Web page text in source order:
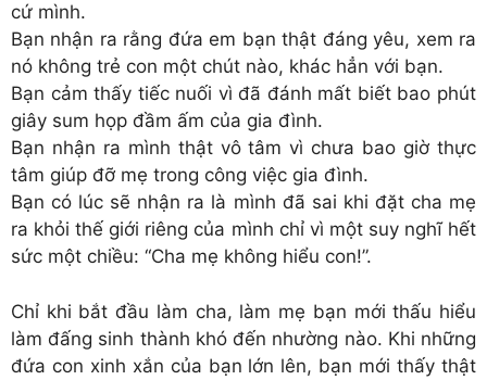
cứ mình.
Bạn nhận ra rằng đứa em bạn thật đáng yêu, xem ra
nó không trẻ con một chút nào, khác hẳn với bạn.
Bạn cảm thấy tiếc nuối vì đã đánh mất biết bao phút
giây sum họp đầm ấm của gia đình.
Bạn nhận ra mình thật vô tâm vì chưa bao giờ thực
tâm giúp đỡ mẹ trong công việc gia đình.
Bạn có lúc sẽ nhận ra là mình đã sai khi đặt cha mẹ
ra khỏi thế giới riêng của mình chỉ vì một suy nghĩ hết
sức một chiều: “Cha mẹ không hiểu con!”.
Chỉ khi bắt đầu làm cha, làm mẹ bạn mới thấu hiểu
làm đấng sinh thành khó đến nhường nào. Khi những
đứa con xinh xắn của bạn lớn lên, bạn mới thấy thật